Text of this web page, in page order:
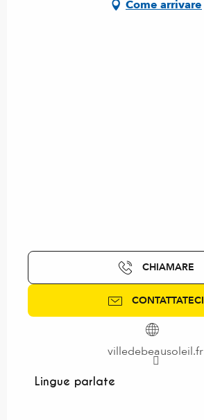
Come arrivare
CHIAMARE
CONTATTATECI
villedebeausoleil.fr
Lingue parlate
Lingue parlate